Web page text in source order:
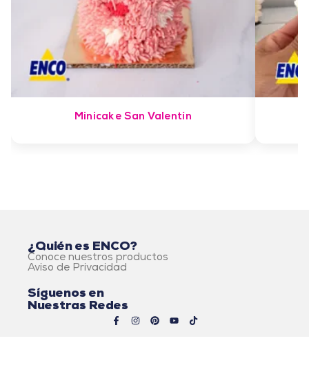
Minicake San Valentín
¿Quién es ENCO?
Conoce nuestros productos
Aviso de Privacidad
Síguenos en
Nuestras Redes